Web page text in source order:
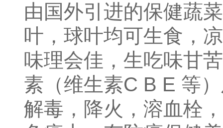
由国外引进的保健蔬
叶，球叶均可生食，
味理会佳，生吃味甘
素（维生素C B E 等
解毒，降火，溶血栓